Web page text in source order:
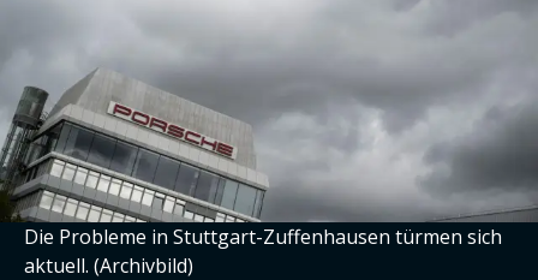
Die Probleme in Stuttgart-Zuffenhausen türmen sich
aktuell. (Archivbild)